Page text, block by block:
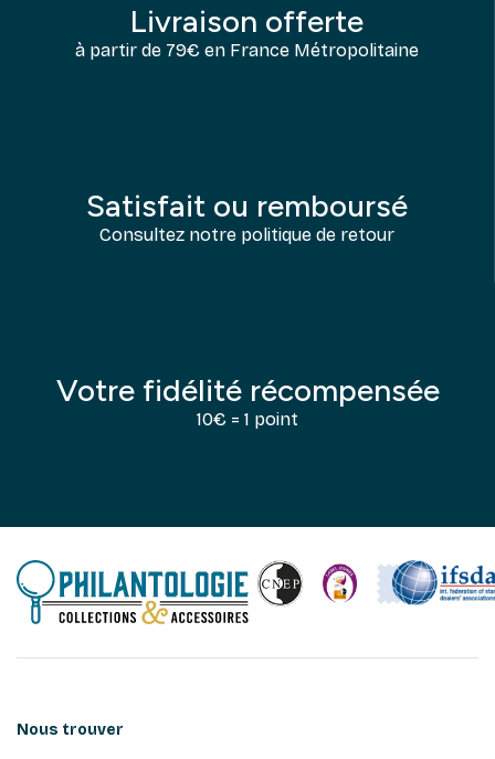
Livraison offerte
à partir de 79€ en France Métropolitaine
Satisfait ou remboursé
Consultez notre politique de retour
Votre fidélité récompensée
10€ = 1 point
Nous trouver